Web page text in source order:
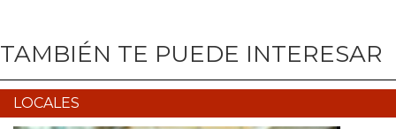
TAMBIÉN TE PUEDE INTERESAR
LOCALES